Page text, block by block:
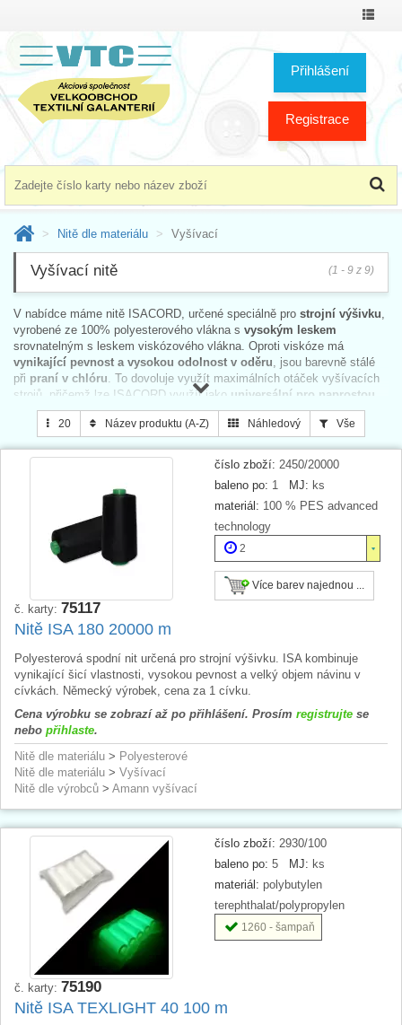
Přihlášení
Registrace
Nitě dle materiálu Vyšívací
Vyšívací nitě (1 - 9 z 9)
V nabídce máme nitě ISACORD, určené speciálně pro strojní výšivku
vyrobené ze 100% polyesterového vlákna s vysokým leskem
srovnatelným s leskem viskózového vlákna. Oproti viskóze má
vynikající pevnost a vysokou odolnost v oděru , jsou barevně stálé
při praní v chlóru . To dovoluje využít maximálních otáček vyšívacích
strojů, přičemž lze ISACORD využít jako universální pro naprostou
většinu výšivek– pro textilní podklady od jemných až po silné. Použité
miniking-cívkymají uzavíratelnou spodní část kužele, kdeumožňují
: módní výšivky, zejména v dětské a dámské konfekci, výšivky
na tenkých jemných látkách (hedvábí, šifon, atd.), monogramy, etikety,
reklamní předměty, oblečení pro sport a volný čas, pracovní oblečení,
jeans (i pro úpravy technologií „stone-wash“), kožené oblečení, obuv.
20 Název produktu (A-Z) Náhledový Vše
číslo zboží: 2450/20000
baleno po: 1 MJ: ks
materiál: 100 % PES advanced
technology
2
Více barev najednou ...
č. karty: 75117
Nitě ISA 180 20000 m
Polyesterová spodní nit určená pro strojní výšivku. ISA kombinuje
vynikající šicí vlastnosti, vysokou pevnost a velký objem návinu v
cívkách. Německý výrobek, cena za 1 cívku.
Cena výrobku se zobrazí až po přihlášení. Prosím registrujte se
nebo přihlaste.
Nitě dle materiálu > Polyesterové
Nitě dle materiálu > Vyšívací
Nitě dle výrobců > Amann vyšívací
číslo zboží: 2930/100
baleno po: 5 MJ: ks
materiál: polybutylen
terephthalat/polypropylen
1260 - šampaň
č. karty: 75190
Nitě ISA TEXLIGHT 40 100 m